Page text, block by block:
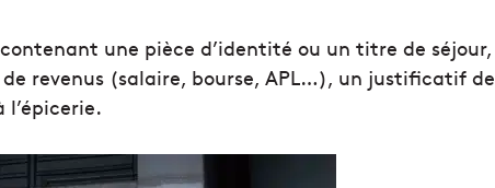
une pièce d’identité ou un titre de séjour,
revenus (salaire, bourse, APL…), un justificatif de